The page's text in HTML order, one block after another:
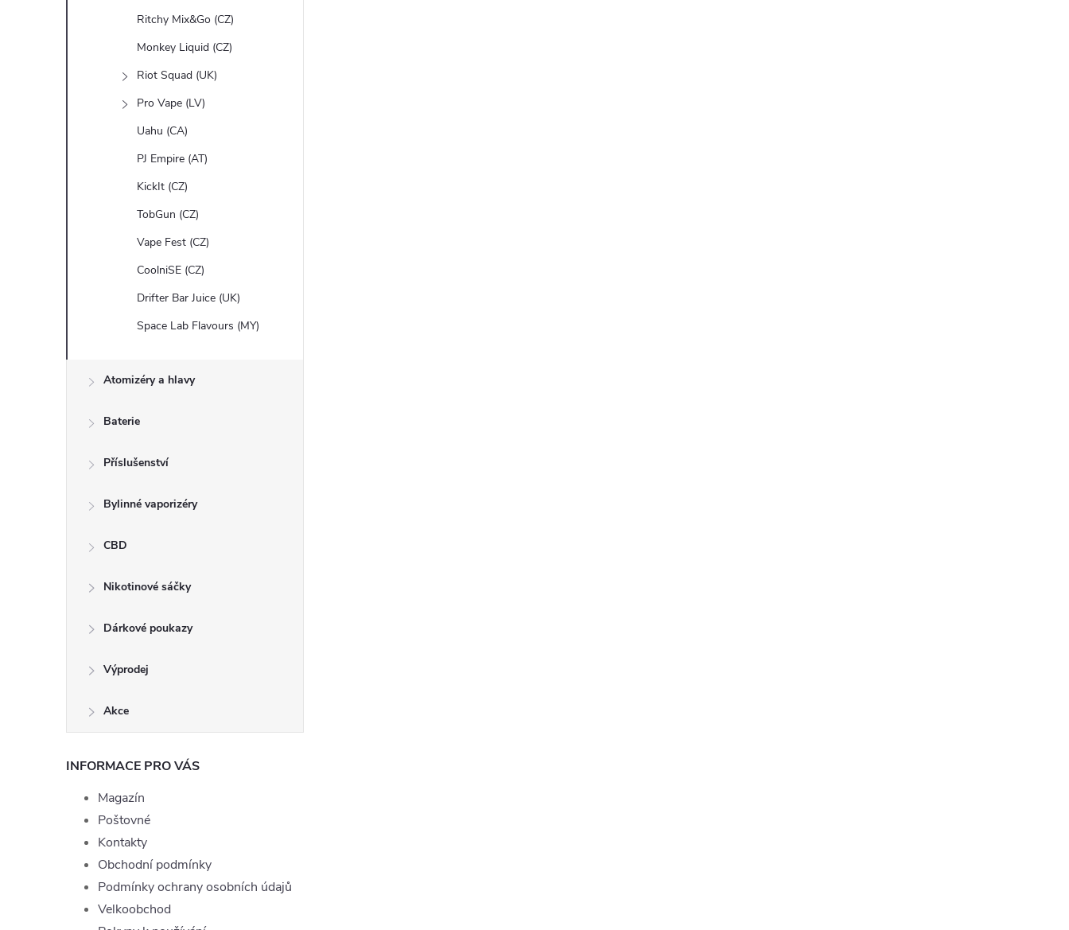
Ritchy Mix&Go (CZ)
Monkey Liquid (CZ)
Riot Squad (UK)
Pro Vape (LV)
Uahu (CA)
PJ Empire (AT)
KickIt (CZ)
TobGun (CZ)
Vape Fest (CZ)
CoolniSE (CZ)
Drifter Bar Juice (UK)
Space Lab Flavours (MY)
Atomizéry a hlavy
Baterie
Příslušenství
Bylinné vaporizéry
CBD
Nikotinové sáčky
Dárkové poukazy
Výprodej
Akce
INFORMACE PRO VÁS
Magazín
Poštovné
Kontakty
Obchodní podmínky
Podmínky ochrany osobních údajů
Velkoobchod